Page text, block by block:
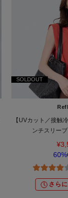
SOLDOUT
【UVカット／接触
ンチスリー
さら